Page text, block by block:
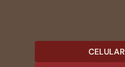
CELULAR